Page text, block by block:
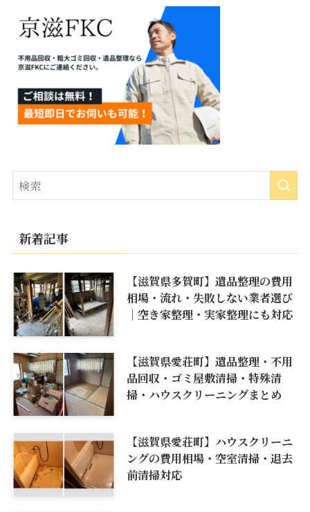
新着記事
【滋賀県多賀町】遺品整理の費用
相場・流れ・失敗しない業者選び
｜空き家整理・実家整理にも対応
【滋賀県愛荘町】遺品整理・不用
品回収・ゴミ屋敷清掃・特殊清
掃・ハウスクリーニングまとめ
【滋賀県愛荘町】ハウスクリーニ
ングの費用相場・空室清掃・退去
前清掃対応